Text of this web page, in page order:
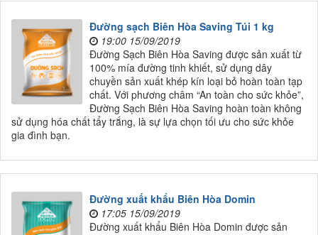
Đường sạch Biên Hòa Saving Túi 1 kg
19:00 15/09/2019
Đường Sạch Biên Hòa Saving được sản xuất từ
100% mía đường tinh khiết, sử dụng dây
chuyền sản xuất khép kín loại bỏ hoàn toàn tạp
chất. Với phương châm “An toàn cho sức khỏe”,
Đường Sạch Biên Hòa Saving hoàn toàn không
sử dụng hóa chất tẩy trắng, là sự lựa chọn tối ưu cho sức khỏe
gia đình bạn.
Đường xuất khẩu Biên Hòa Domin
17:05 15/09/2019
Đường xuất khẩu Biên Hòa Domin được sản